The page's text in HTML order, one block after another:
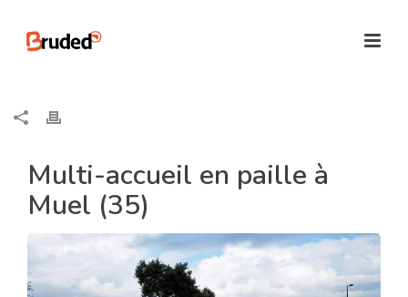
Multi-accueil en paille à
Muel (35)